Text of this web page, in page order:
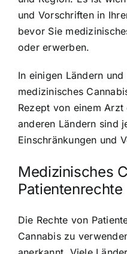
und Vorschriften in
bevor Sie
oder erwerben.
In einigen Ländern
medizinisches
Rezept von einem
anderen Ländern sind
Einschränkungen und
Medizinisches
Patientenrechte
Die Rechte von
Cannabis zu